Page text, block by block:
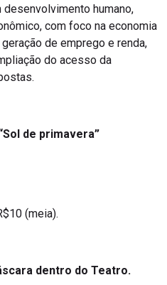
humano,
com foco na economia
de emprego e renda,
do acesso da
de primavera”
(meia).
dentro do Teatro.